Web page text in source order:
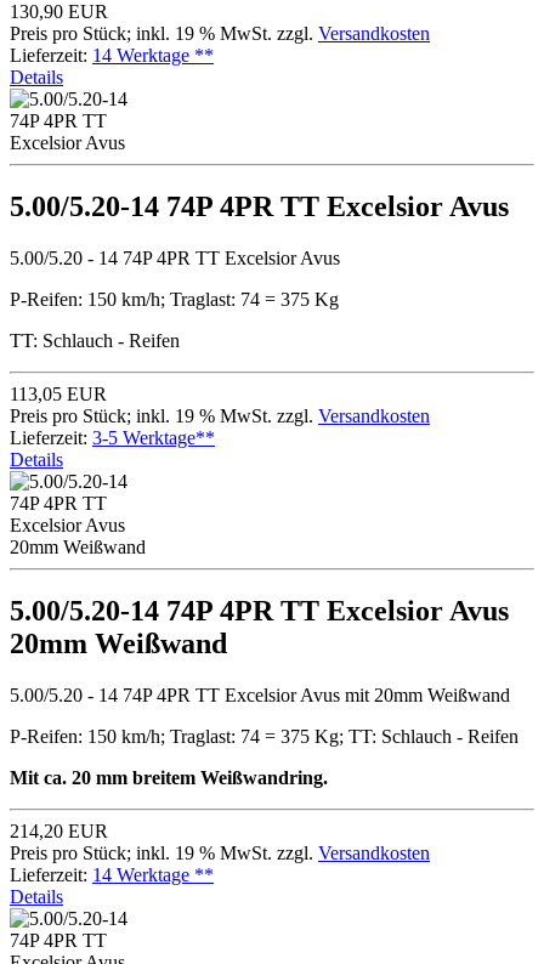
130,90 EUR
Preis pro Stück; inkl. 19 % MwSt. zzgl. Versandkosten
Lieferzeit: 14 Werktage **
Details
5.00/5.20-14 74P 4PR TT Excelsior Avus
5.00/5.20 - 14 74P 4PR TT Excelsior Avus
P-Reifen: 150 km/h; Traglast: 74 = 375 Kg
TT: Schlauch - Reifen
113,05 EUR
Preis pro Stück; inkl. 19 % MwSt. zzgl. Versandkosten
Lieferzeit: 3-5 Werktage**
Details
5.00/5.20-14 74P 4PR TT Excelsior Avus
20mm Weißwand
5.00/5.20 - 14 74P 4PR TT Excelsior Avus mit 20mm Weißwand
P-Reifen: 150 km/h; Traglast: 74 = 375 Kg; TT: Schlauch - Reifen
Mit ca. 20 mm breitem Weißwandring.
214,20 EUR
Preis pro Stück; inkl. 19 % MwSt. zzgl. Versandkosten
Lieferzeit: 14 Werktage **
Details